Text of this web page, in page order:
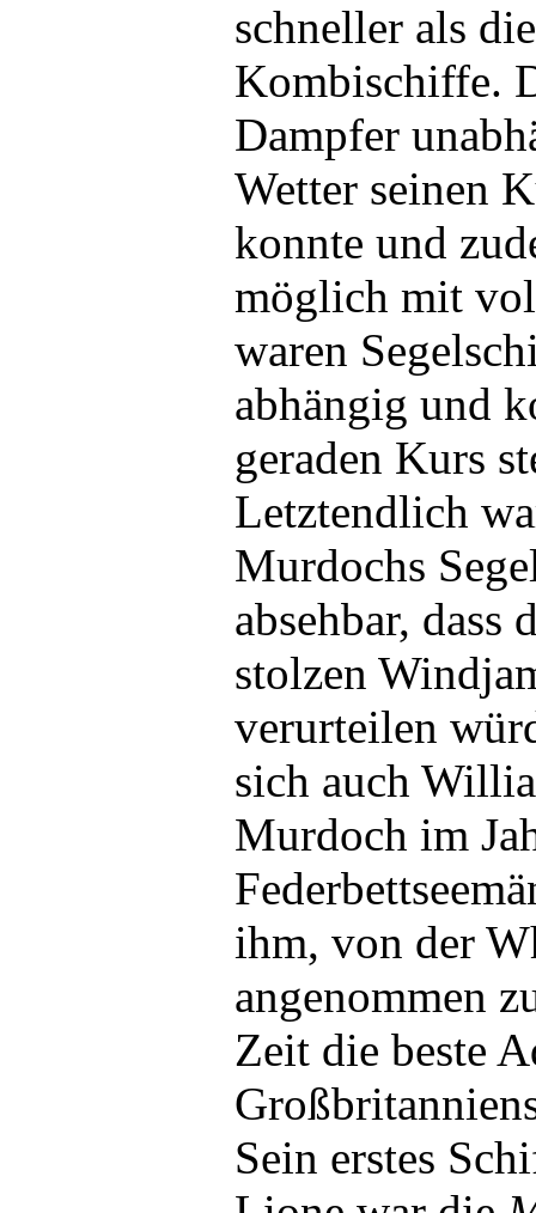
schneller als
Kombischiffe.
Dampfer
Wetter seinen
konnte und
möglich mit
waren
abhängig und
geraden Kurs
Letztendlich
Murdochs
absehbar, dass
stolzen
verurteilen
sich auch
Murdoch im
ihm, von der
angenommen
Zeit die beste
Sein erstes